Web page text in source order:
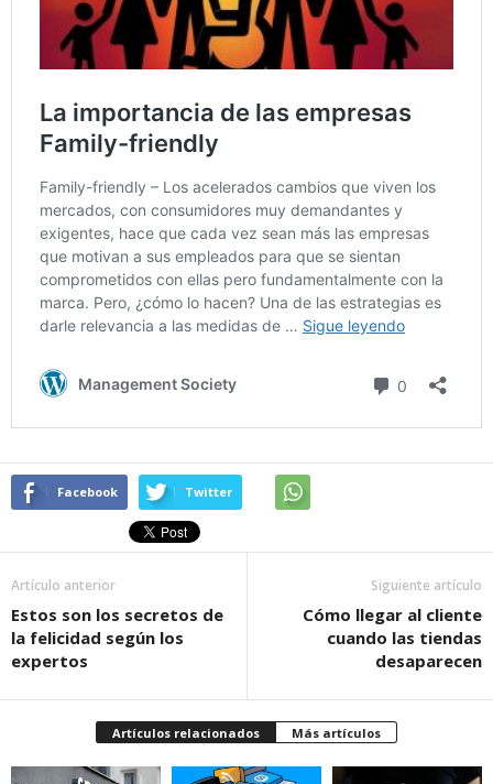
Facebook Twitter
Artículo anterior
Estos son los secretos de
la felicidad según los
expertos
Siguiente artículo
Cómo llegar al cliente
cuando las tiendas
desaparecen
Artículos relacionados Más artículos